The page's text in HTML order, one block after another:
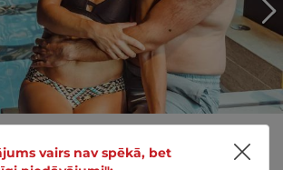
vairs nav spēkā, bet